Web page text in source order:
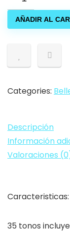
Paleta
de
Ojos
Mate
Colores
Maquillaje
Impermeable
AÑADIR AL
Categories:
Descripción
Información
Valoraciones
Caracteristicas:
35 tonos